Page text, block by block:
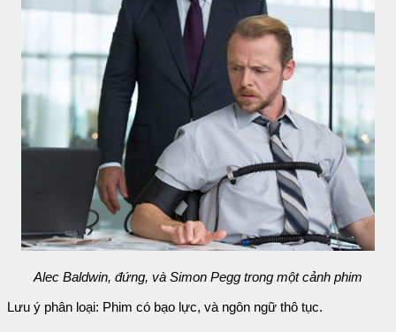
Alec Baldwin, đứng, và Simon Pegg trong một cảnh phim
Lưu ý phân loại: Phim có bạo lực, và ngôn ngữ thô tục.